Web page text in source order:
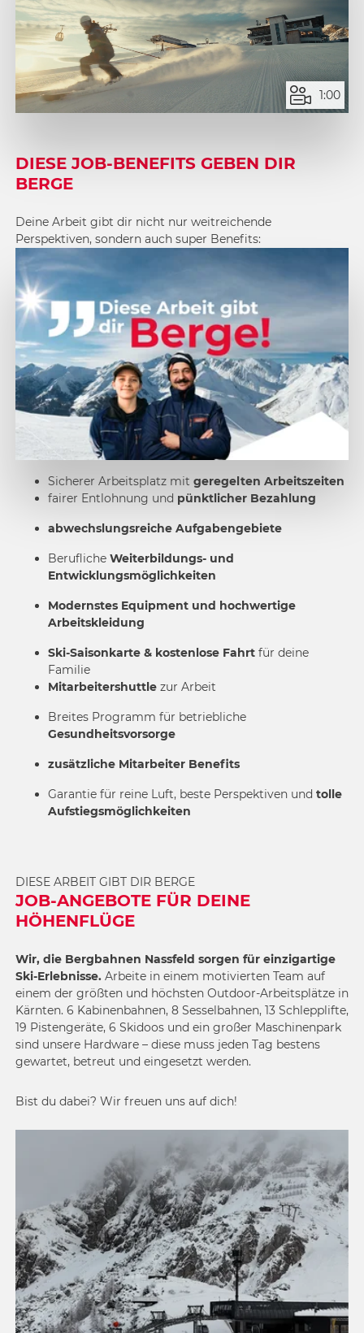
1:00
DIESE JOB-BENEFITS GEBEN DIR
BERGE
Deine Arbeit gibt dir nicht nur weitreichende
Perspektiven, sondern auch super Benefits:
Sicherer Arbeitsplatz mit geregelten Arbeitszeiten
fairer Entlohnung und pünktlicher Bezahlung
abwechslungsreiche Aufgabengebiete
Berufliche Weiterbildungs- und
Entwicklungsmöglichkeiten
Modernstes Equipment und hochwertige
Arbeitskleidung
Ski-Saisonkarte & kostenlose Fahrt für deine
Familie
Mitarbeitershuttle zur Arbeit
Breites Programm für betriebliche
Gesundheitsvorsorge
zusätzliche Mitarbeiter Benefits
Garantie für reine Luft, beste Perspektiven und tolle
Aufstiegsmöglichkeiten
DIESE ARBEIT GIBT DIR BERGE
JOB-ANGEBOTE FÜR DEINE
HÖHENFLÜGE
Wir, die Bergbahnen Nassfeld sorgen für einzigartige
Ski-Erlebnisse. Arbeite in einem motivierten Team auf
einem der größten und höchsten Outdoor-Arbeitsplätze in
Kärnten. 6 Kabinenbahnen, 8 Sesselbahnen, 13 Schlepplifte,
19 Pistengeräte, 6 Skidoos und ein großer Maschinenpark
sind unsere Hardware – diese muss jeden Tag bestens
gewartet, betreut und eingesetzt werden.
Bist du dabei? Wir freuen uns auf dich!